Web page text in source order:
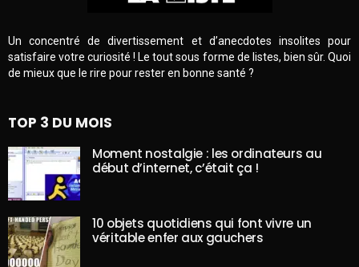
Un concentré de divertissement et d’anecdotes insolites pour
satisfaire votre curiosité ! Le tout sous forme de listes, bien sûr. Quoi
de mieux que le rire pour rester en bonne santé ?
TOP 3 DU MOIS
Moment nostalgie : les ordinateurs au
début d’internet, c’était ça !
10 objets quotidiens qui font vivre un
véritable enfer aux gauchers